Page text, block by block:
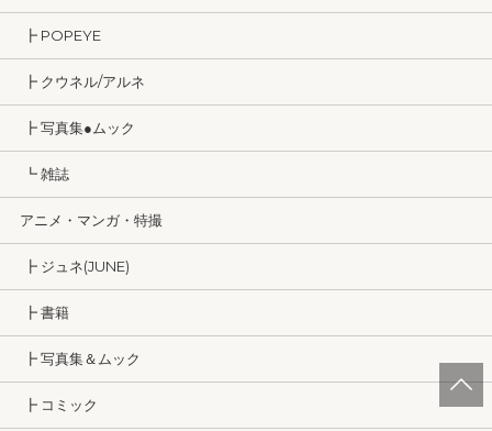
┣ POPEYE
┣ クウネル/アルネ
┣ 写真集●ムック
┗ 雑誌
アニメ・マンガ・特撮
┣ ジュネ(JUNE)
┣ 書籍
┣ 写真集＆ムック
┣ コミック